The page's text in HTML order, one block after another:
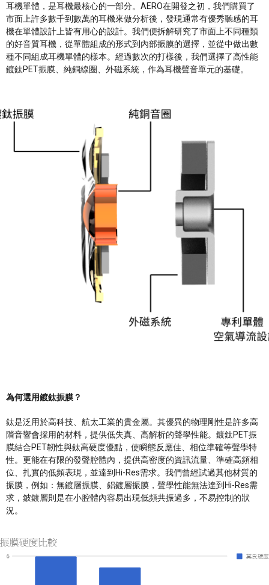
耳機單體，是耳機最核心的一部分。AERO在開發之初，我們購買了
市面上許多數千到數萬的耳機來做分析後，發現通常有優秀聽感的耳
機在單體設計上皆有用心的設計。我們便拆解研究了市面上不同種類
的好音質耳機，從單體組成的形式到內部振膜的選擇，並從中做出數
種不同組成耳機單體的樣本。經過數次的打樣後，我們選擇了高性能
鍍鈦PET振膜、純銅線圈、外磁系統，作為耳機聲音單元的基礎。
為何選用鍍鈦振膜？
鈦是泛用於高科技、航太工業的貴金屬。其優異的物理剛性是許多高
階音響會採用的材料，提供低失真、高解析的聲學性能。鍍鈦PET振
膜結合PET韌性與鈦高硬度優點，使瞬態反應佳、相位準確等聲學特
性。更能在有限的發聲腔體內，提供高密度的資訊流量、準確高頻相
位、扎實的低頻表現，並達到Hi-Res需求。我們曾經試過其他材質的
振膜，例如：無鍍層振膜、鋁鍍層振膜，聲學性能無法達到Hi-Res需
求，鈹鍍層則是在小腔體內容易出現低頻共振過多，不易控制的狀
況。